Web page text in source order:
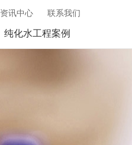
资讯中心 联系我们
纯化水工程案例